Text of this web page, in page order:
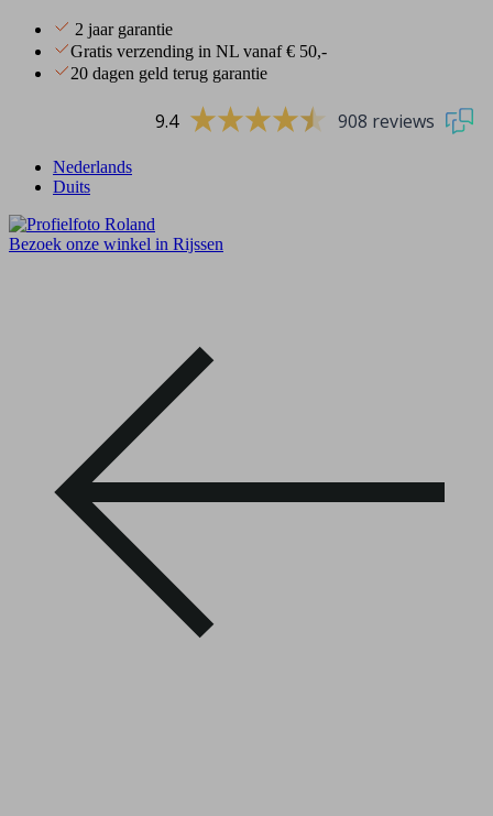
2 jaar garantie
Gratis verzending in NL vanaf € 50,-
20 dagen geld terug garantie
9.4 908 reviews
Nederlands
Duits
Bezoek onze winkel in Rijssen